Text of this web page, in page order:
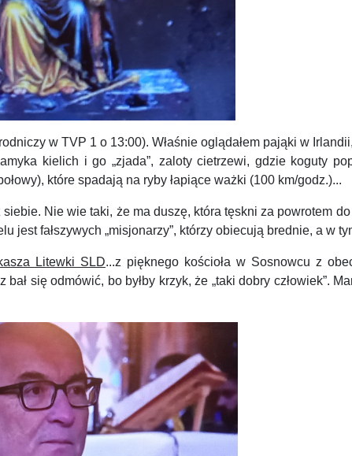
w TVP 1 o 13:00). Właśnie oglądałem pająki w
kielich i go „zjada”, zaloty cietrzewi, gdzie koguty
które spadają na ryby łapiące ważki (100 km/godz.)...
Nie wie taki, że ma duszę, która tęskni za powrotem
jest fałszywych „misjonarzy”, którzy obiecują brednie, a w
Litewki SLD...z pięknego kościoła w Sosnowcu z
się odmówić, bo byłby krzyk, że „taki dobry człowiek”.